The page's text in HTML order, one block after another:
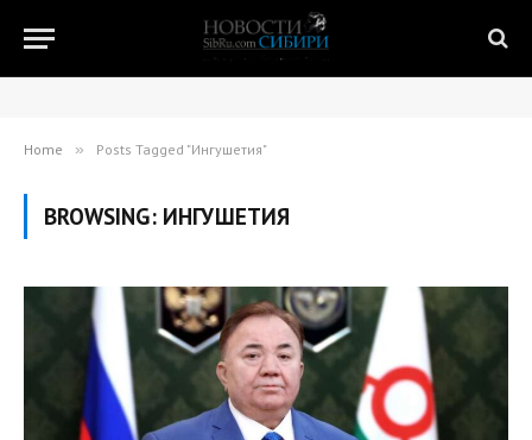
Home » Posts Tagged "Ингушетия"
BROWSING: ИНГУШЕТИЯ